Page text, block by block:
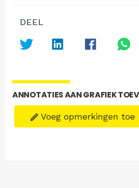
DEEL
ANNOTATIES AAN GRAFIEK
Voeg opmerkingen toe